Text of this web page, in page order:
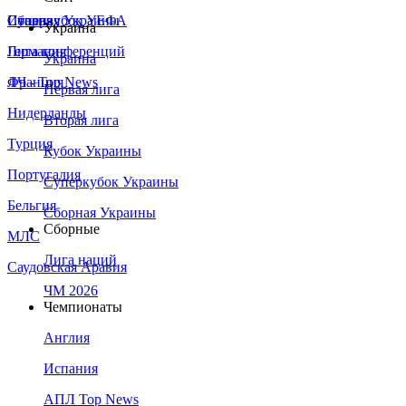
Сборная Украины
Италия
Германия
Франция
Нидерланды
Турция
Португалия
Бельгия
МЛС
Саудовская Аравия
Суперкубок УЕФА
Лига конференций
ЛЧ - Top News
Украина
Украина
Первая лига
Вторая лига
Кубок Украины
Суперкубок Украины
Сборная Украины
Сборные
Лига наций
ЧМ 2026
Чемпионаты
Англия
Испания
АПЛ Top News